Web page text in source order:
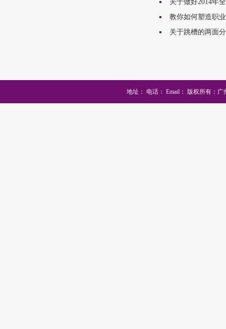
关于做好2014年
教你如何塑造职
关于跳槽的两面
地址：电话：Email： 版权所有：广